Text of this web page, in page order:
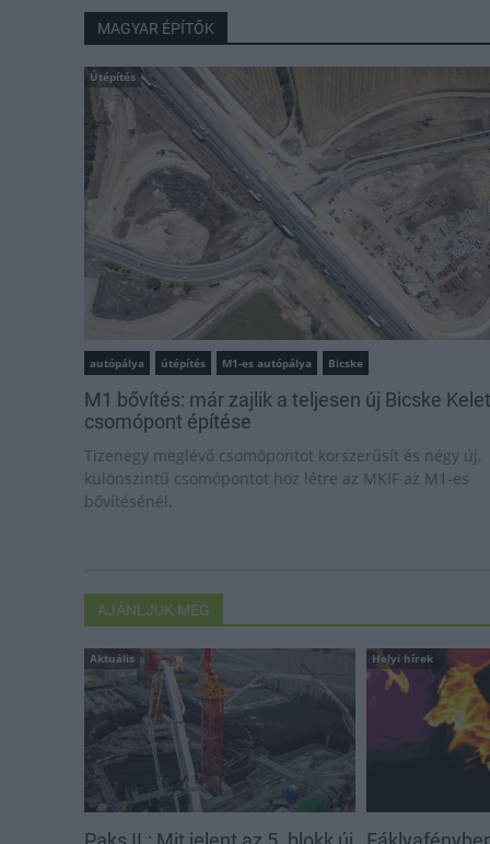
MAGYAR ÉPÍTŐK
Útépítés
autópálya útépítés M1-es autópálya Bicske
M1 bővítés: már zajlik a teljesen új Bicske Kelet
csomópont építése
Tizenegy meglévő csomópontot korszerűsít és négy új,
különszintű csomópontot hoz létre az MKIF az M1-es
bővítésénél.
AJÁNLJUK MÉG
Aktuális Helyi hírek